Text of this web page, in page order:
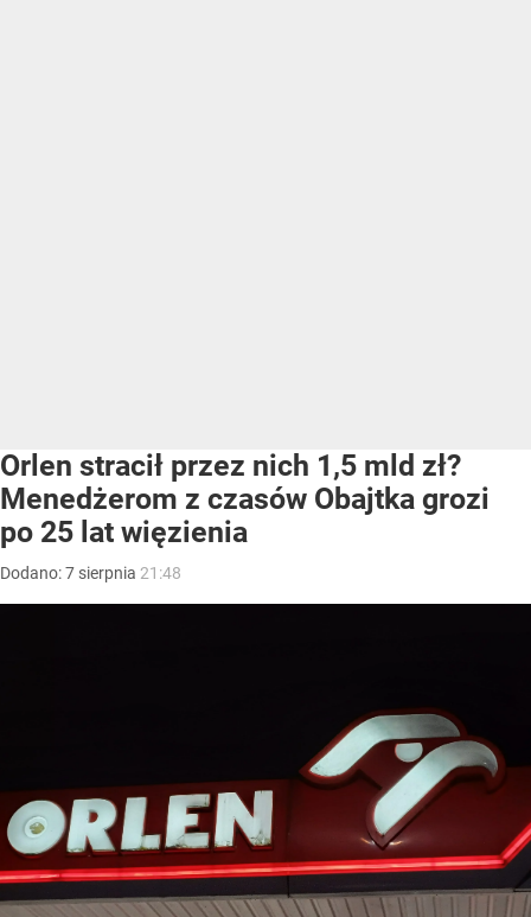
Orlen stracił przez nich 1,5 mld zł?
Menedżerom z czasów Obajtka grozi
po 25 lat więzienia
Dodano:7 sierpnia 21:48